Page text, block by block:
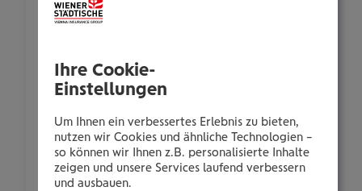
8054 Seiersberg
Tel.:
+435035043527
Mobil:
+436646013943527
E-Mail:
c.hejl@wienerstaedtische.at
Ihre Cookie-
Einstellungen
Um Ihnen ein verbessertes Erlebnis zu bieten,
nutzen wir Cookies und ähnliche Technologien –
so können wir Ihnen z.B. personalisierte Inhalte
zeigen und unsere Services laufend verbessern
und ausbauen.